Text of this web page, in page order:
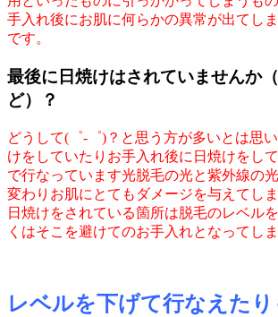
手入れ後にお肌に何らかの異常が出てし
です。
最後に日焼けはされていませんか
ど）？
どうして(゜-゜)？と思う方が多いとは思
けをしていたりお手入れ後に日焼けをし
で行なっています光脱毛の光と紫外線の
変わりお肌にとてもダメージを与えてし
日焼けをされている箇所は脱毛のレベル
くはそこを避けてのお手入れとなってしま
レベルを下げて行なえた